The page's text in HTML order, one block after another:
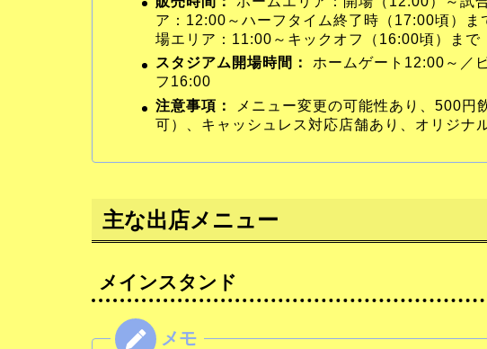
ア：12:00～ハーフタイム終了時（17:00頃）ま
場エリア：11:00～キックオフ（16:00頃）まで
スタジアム開場時間：
ホームゲート12:00～／
フ16:00
注意事項：
メニュー変更の可能性あり、500円
可）、キャッシュレス対応店舗あり、オリジナ
主な出店メニュー
メインスタンド